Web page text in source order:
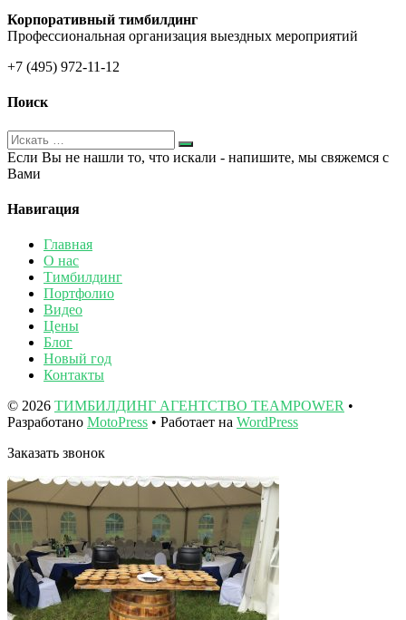
Корпоративный тимбилдинг
Профессиональная организация выездных мероприятий
+7 (495) 972-11-12
Поиск
Если Вы не нашли то, что искали - напишите, мы свяжемся с
Вами
Навигация
Главная
О нас
Тимбилдинг
Портфолио
Видео
Цены
Блог
Новый год
Контакты
© 2026 ТИМБИЛДИНГ АГЕНТСТВО TEAMPOWER •
Разработано MotoPress • Работает на WordPress
Заказать звонок